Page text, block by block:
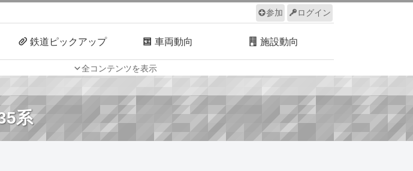
ログイン
参加
全コンテンツを表示
鉄道ピックアップ 車両動向 施設動向
路線探訪 ルール サイトについて
系